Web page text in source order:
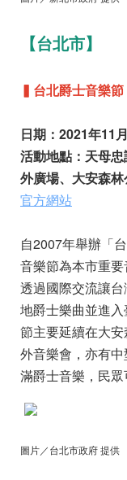
【台北市】
▍台北爵士音樂節
日期：2021年11
活動地點：天母
外廣場、大安森
官方網站
自2007年舉辦「
音樂節為本市重
透過國際交流讓
地爵士樂曲並進
節主要延續在大
外音樂會，亦有
滿爵士音樂，民眾
圖片／台北市政府 提供